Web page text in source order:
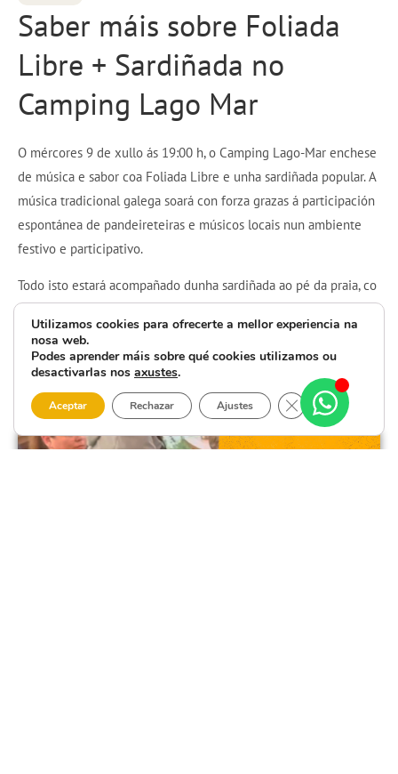
Saber máis sobre Foliada
Libre + Sardiñada no
Camping Lago Mar
O mércores 9 de xullo ás 19:00 h, o Camping Lago-Mar enchese
de música e sabor coa Foliada Libre e unha sardiñada popular. A
música tradicional galega soará con forza grazas á participación
espontánea de pandeireteiras e músicos locais nun ambiente
festivo e participativo.
Todo isto estará acompañado dunha sardiñada ao pé da praia, co
Atlántico como testemuña, para celebrar xuntos a nosa cultura e
gastronomía.
Utilizamos cookies para ofrecerte a mellor experiencia na
nosa web.
Podes aprender máis sobre qué cookies utilizamos ou
desactivarlas nos axustes.
Aceptar Rechazar Ajustes Close GDPR